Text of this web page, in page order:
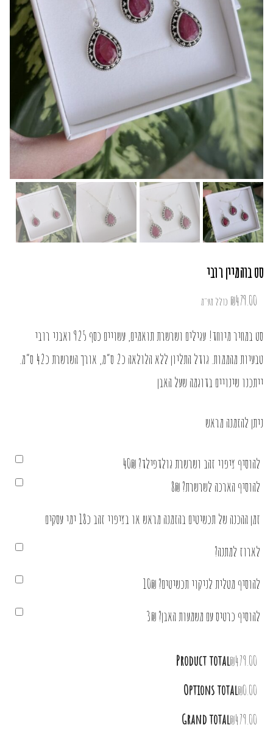
סט בוהמיין רובי
₪479.00 כולל מע"מ
סט במחיר מיוחד! עגילים ושרשרת תואמים, עשויים כסף 925 ואבני רובי
טבעיות מהממות. גודל התליון ללא הלולאה כ2 ס”מ, אורך השרשרת כ42 ס”מ.
ייתכנו שינויים בדוגמה שעל האבן
ניתן להזמנה מראש
להוסיף ציפוי זהב ושרשרת גולדפילד? 40₪
להוסיף הארכה לשרשרת? 8₪
זמן ההכנה של תכשיטים בהזמנה מראש או בציפוי זהב כ18 ימי עסקים
לארוז למתנה?
להוסיף מטלית לניקוי תכשיטים? 10₪
להוסיף כרטיס עם משמעות האבן? 3₪
Product total₪479.00
Options total₪0.00
Grand total₪479.00